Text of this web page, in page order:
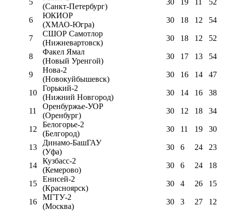
5
(Санкт-Петербург)
30 19 11 52
6
ЮКИОР
(ХМАО-Югра)
30 18 12 54
7
СШОР Самотлор
(Нижневартовск)
30 18 12 52
8
Факел Ямал
(Новый Уренгой)
30 17 13 54
9
Нова-2
(Новокуйбышевск)
30 16 14 47
10
Горький-2
(Нижний Новгород)
30 14 16 38
11
Оренбуржье-УОР
(Оренбург)
30 12 18 34
12
Белогорье-2
(Белгород)
30 11 19 30
13
Динамо-БашГАУ
(Уфа)
30 6 24 23
14
Кузбасс-2
(Кемерово)
30 6 24 18
15
Енисей-2
(Красноярск)
30 4 26 15
16
МГТУ-2
(Москва)
30 3 27 12